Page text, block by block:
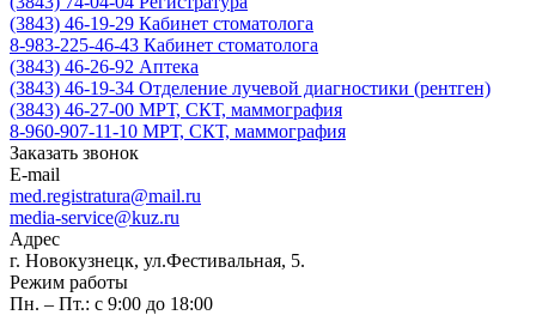
(3843) 46-19-29 Кабинет стоматолога
8-983-225-46-43 Кабинет стоматолога
(3843) 46-26-92 Аптека
(3843) 46-19-34 Отделение лучевой диагностики (рентген)
(3843) 46-27-00 МРТ, СКТ, маммография
8-960-907-11-10 МРТ, СКТ, маммография
Заказать звонок
E-mail
med.registratura@mail.ru
media-service@kuz.ru
Адрес
г. Новокузнецк, ул.Фестивальная, 5.
Режим работы
Пн. – Пт.: с 9:00 до 18:00